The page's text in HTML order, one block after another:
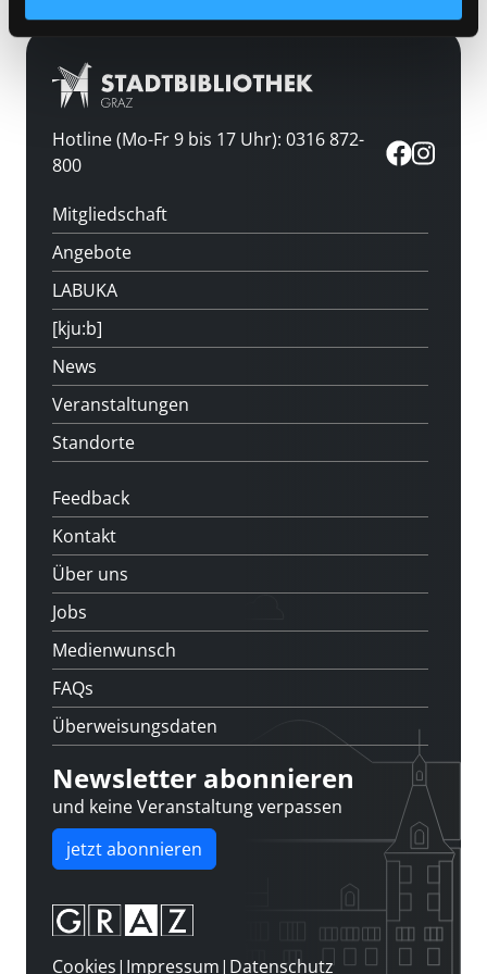
Hotline (Mo-Fr 9 bis 17 Uhr): 0316 872-
800
Mitgliedschaft
Angebote
LABUKA
[kju:b]
News
Veranstaltungen
Standorte
Feedback
Kontakt
Über uns
Jobs
Medienwunsch
FAQs
Überweisungsdaten
Newsletter abonnieren
und keine Veranstaltung verpassen
jetzt abonnieren
Cookies| Impressum| Datenschutz